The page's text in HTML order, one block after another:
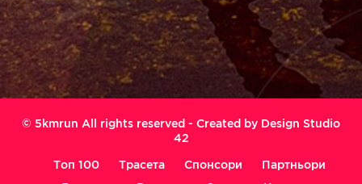
© 5kmrun All rights reserved - Created by Design Studio
42
Топ 100 Трасета Спонсори
Партньори